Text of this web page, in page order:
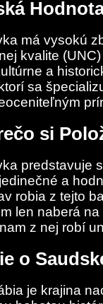
má vysokú
kvalite
a
sa
si
predstavuje
a
robia z tejto
len naberá
z nej robí
o
je krajina